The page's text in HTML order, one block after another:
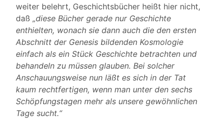
weiter belehrt, Geschichtsbücher heißt hier nicht,
daß „diese Bücher gerade nur Geschichte
enthielten, wonach sie dann auch die den ersten
Abschnitt der Genesis bildenden Kosmologie
einfach als ein Stück Geschichte betrachten und
behandeln zu müssen glauben. Bei solcher
Anschauungsweise nun läßt es sich in der Tat
kaum rechtfertigen, wenn man unter den sechs
Schöpfungstagen mehr als unsere gewöhnlichen
Tage sucht.“